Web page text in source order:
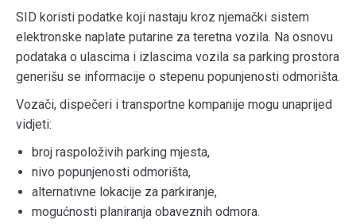
SID koristi podatke koji nastaju kroz njemački sistem
elektronske naplate putarine za teretna vozila. Na osnovu
podataka o ulascima i izlascima vozila sa parking prostora
generišu se informacije o stepenu popunjenosti odmorišta.
Vozači, dispečeri i transportne kompanije mogu unaprijed
vidjeti:
broj raspoloživih parking mjesta,
nivo popunjenosti odmorišta,
alternativne lokacije za parkiranje,
mogućnosti planiranja obaveznih odmora.